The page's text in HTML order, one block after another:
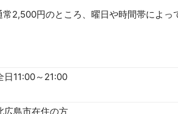
2,500円のところ、曜日や時間帯によっ
日11:00～21:00
広島市在住の方